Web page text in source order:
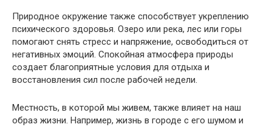
Природное окружение также способствует укреплению
психического здоровья. Озеро или река, лес или горы
помогают снять стресс и напряжение, освободиться от
негативных эмоций. Спокойная атмосфера природы
создает благоприятные условия для отдыха и
восстановления сил после рабочей недели.
Местность, в которой мы живем, также влияет на наш
образ жизни. Например, жизнь в городе с его шумом и